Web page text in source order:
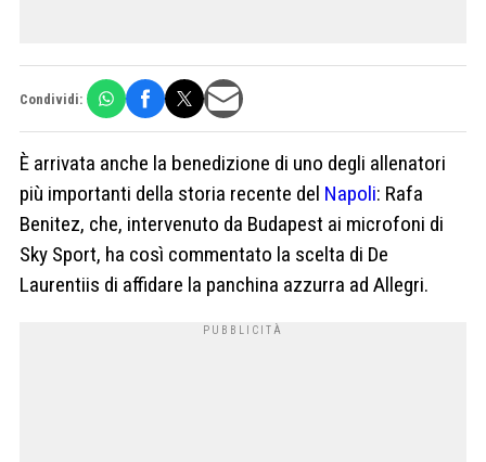
Condividi:
È arrivata anche la benedizione di uno degli allenatori
più importanti della storia recente del Napoli: Rafa
Benitez, che, intervenuto da Budapest ai microfoni di
Sky Sport, ha così commentato la scelta di De
Laurentiis di affidare la panchina azzurra ad Allegri.